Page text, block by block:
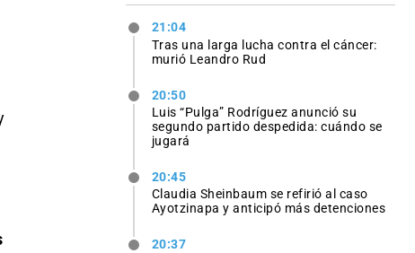
21:04
Tras una larga lucha contra el cáncer:
murió Leandro Rud
20:50
Luis “Pulga” Rodríguez anunció su
segundo partido despedida: cuándo se
jugará
20:45
Claudia Sheinbaum se refirió al caso
Ayotzinapa y anticipó más detenciones
20:37